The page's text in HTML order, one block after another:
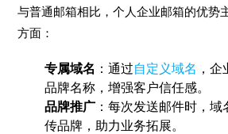
与普通邮箱相比，个人企业邮箱的优势
方面：
专属域名 ：通过自定义域名 ，
品牌名称，增强客户信任感。
品牌推广 ：每次发送邮件时，
传品牌，助力业务拓展。